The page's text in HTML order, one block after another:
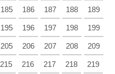
185 186 187 188 189
195 196 197 198 199
205 206 207 208 209
215 216 217 218 219